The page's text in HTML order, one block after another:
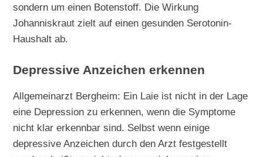
sondern um einen Botenstoff. Die Wirkung
Johanniskraut zielt auf einen gesunden Serotonin-
Haushalt ab.
Depressive Anzeichen erkennen
Allgemeinarzt Bergheim: Ein Laie ist nicht in der Lage
eine Depression zu erkennen, wenn die Symptome
nicht klar erkennbar sind. Selbst wenn einige
depressive Anzeichen durch den Arzt festgestellt